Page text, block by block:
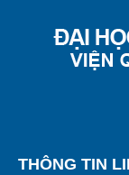
THÔNG TIN